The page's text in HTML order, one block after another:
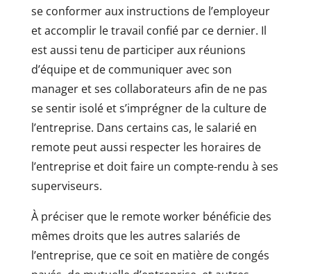
se conformer aux instructions de l’employeur
et accomplir le travail confié par ce dernier. Il
est aussi tenu de participer aux réunions
d’équipe et de communiquer avec son
manager et ses collaborateurs afin de ne pas
se sentir isolé et s’imprégner de la culture de
l’entreprise. Dans certains cas, le salarié en
remote peut aussi respecter les horaires de
l’entreprise et doit faire un compte-rendu à ses
superviseurs.
À préciser que le remote worker bénéficie des
mêmes droits que les autres salariés de
l’entreprise, que ce soit en matière de congés